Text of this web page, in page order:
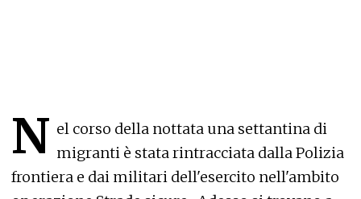
N el corso della nottata una settantina di
migranti è stata rintracciata dalla Polizia
frontiera e dai militari dell'esercito nell'ambito